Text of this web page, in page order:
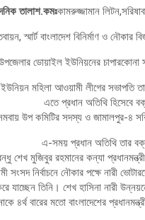
তালাশ.কমঃকামরুজ্জামান
স্মার্ট বাংলাদেশ বিনির্মাণ ও নৌকার
ডোয়াইল ইউনিয়নের চাপারকোনা
মহিলা আওয়ামী লীগের সভাপতি
এতে প্রধান অতিথি হিসেবে
উপ কমিটির সদস্য ও জামালপুর-
এ-সময় প্রধান অতিথি তার
শেখ মুজিবুর রহমানের কন্যা
সংসদ নির্বাচনে নৌকার পক্ষে নারী
যাচ্ছেন তিনি। শেখ হাসিনা নারী
৪র্থ বারের মতো বাংলাদেশের